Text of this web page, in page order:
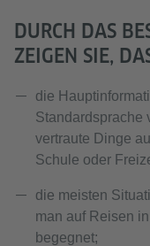
DURCH DAS
ZEIGEN SIE,
die
Standardsprache
vertraute Dinge
Schule oder
die meisten
man auf Reisen
begegnet;